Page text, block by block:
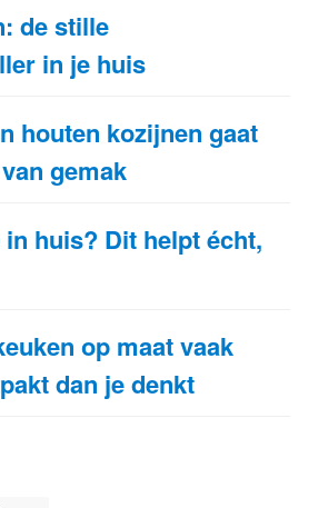
de stille
in je huis
houten kozijnen gaat
gemak
huis? Dit helpt écht,
op maat vaak
dan je denkt